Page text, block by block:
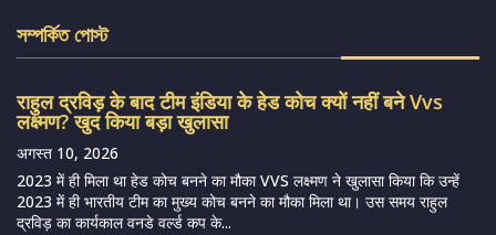
সম্পর্কিত পোস্ট
राहुल द्रविड़ के बाद टीम इंडिया के हेड कोच क्यों नहीं बने Vvs
लक्ष्मण? खुद किया बड़ा खुलासा
अगस्त 10, 2026
2023 में ही मिला था हेड कोच बनने का मौका VVS लक्ष्मण ने खुलासा किया कि उन्हें
2023 में ही भारतीय टीम का मुख्य कोच बनने का मौका मिला था। उस समय राहुल
द्रविड़ का कार्यकाल वनडे वर्ल्ड कप के...